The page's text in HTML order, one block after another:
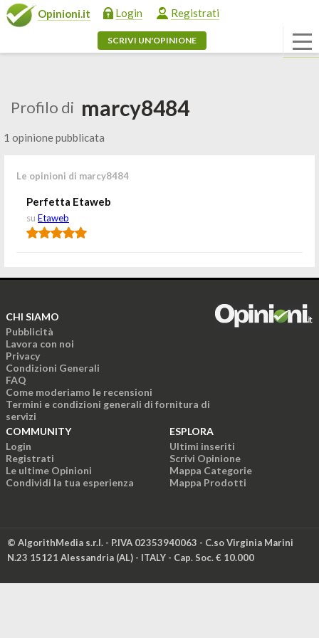
Opinioni.it Login Registrati
SCRIVI UN'OPINIONE
Profilo di marcy8484
1 opinione pubblicata
Le opinioni di marcy8484
Perfetta Etaweb
su Etaweb
CHI SIAMO
Pubblicità
Lavora con noi
Privacy
Condizioni Generali
FAQ
Come moderiamo le recensioni
Termini e condizioni generali di fornitura di
servizi
COMMUNITY
Login
Registrati
Le ultime Opinioni
Condividi la tua esperienza
ESPLORA
Ultimi inseriti
Scrivi Opinione
Mappa Categorie
Mappa Prodotti
© AlgorithMedia s.r.l. - P.IVA 02353940063 - C.so Virginia Marini
N.23 15121 Alessandria (AL) - ITALY - Cap. Soc. € 10.000